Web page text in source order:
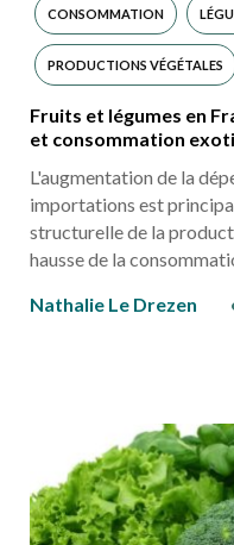
CONSOMMATION
PRODUCTIONS VÉGÉTALES
Fruits et légumes en
et consommation
L'augmentation de la
importations est
structurelle de la
hausse de la
Nathalie Le Drezen